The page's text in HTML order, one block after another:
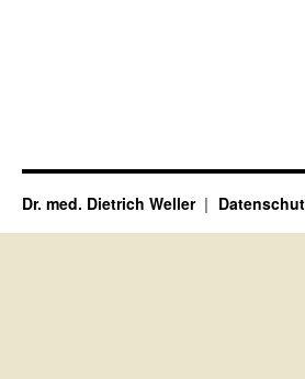
Dr. med. Dietrich Weller